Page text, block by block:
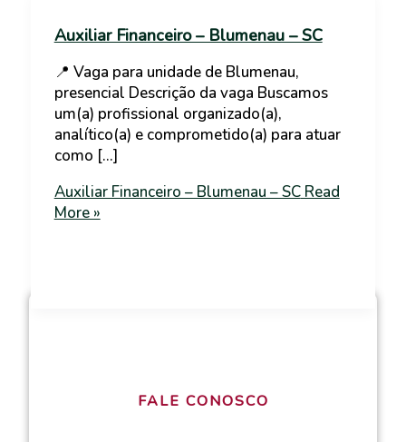
Auxiliar Financeiro – Blumenau – SC
📍 Vaga para unidade de Blumenau,
presencial Descrição da vaga Buscamos
um(a) profissional organizado(a),
analítico(a) e comprometido(a) para atuar
como […]
Auxiliar Financeiro – Blumenau – SCRead
More »
FALE CONOSCO